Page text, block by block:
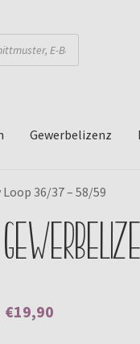
Gewerbelizenz
36/37 – 58/59
€19,90